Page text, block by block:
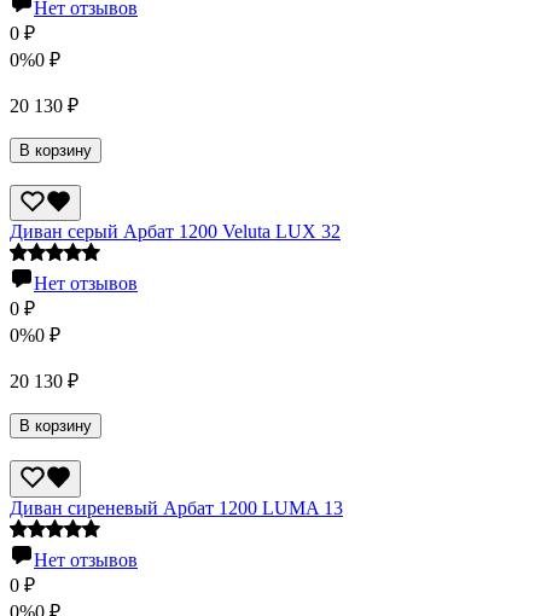
Нет отзывов
0 ₽
0%0 ₽
20 130 ₽
В корзину
Диван серый Арбат 1200 Veluta LUX 32
Нет отзывов
0 ₽
0%0 ₽
20 130 ₽
В корзину
Диван сиреневый Арбат 1200 LUMA 13
Нет отзывов
0 ₽
0%0 ₽